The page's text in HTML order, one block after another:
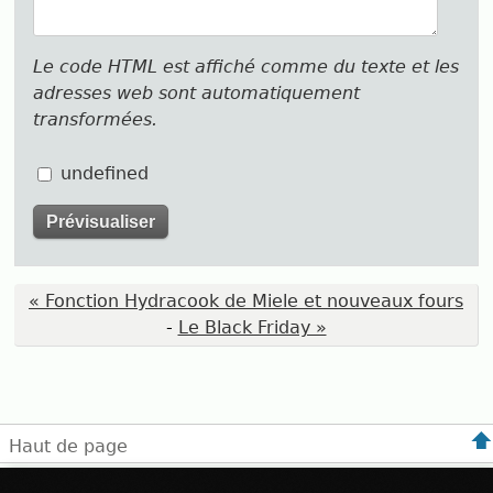
Le code HTML est affiché comme du texte et les
adresses web sont automatiquement
transformées.
undefined
« Fonction Hydracook de Miele et nouveaux fours
- Le Black Friday »
Haut de page